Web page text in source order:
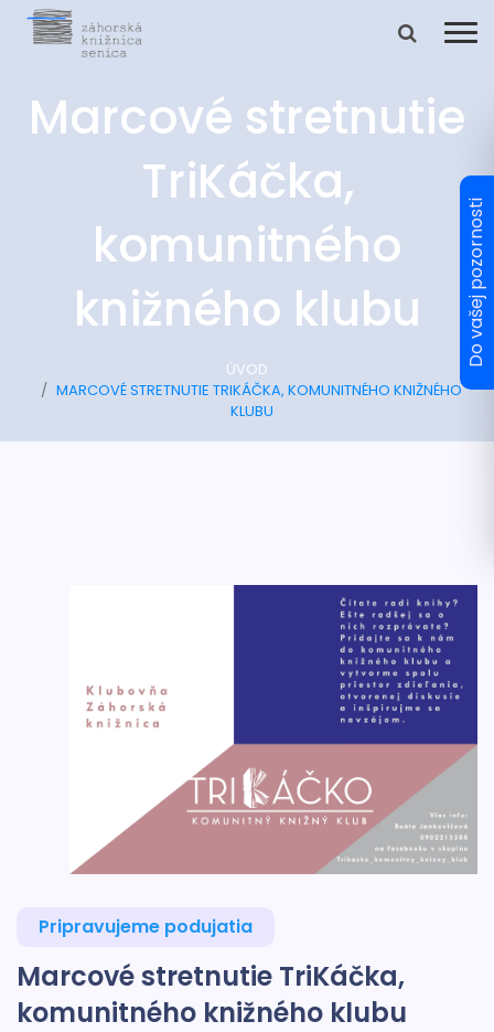
Marcové stretnutie
TriKáčka,
komunitného
knižného klubu
ÚVOD
MARCOVÉ STRETNUTIE TRIKÁČKA, KOMUNITNÉHO KNIŽNÉHO
KLUBU
Pripravujeme podujatia
Marcové stretnutie TriKáčka,
komunitného knižného klubu